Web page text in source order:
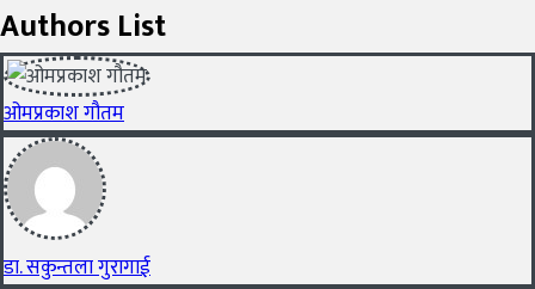
Authors List
ओमप्रकाश गौतम
डा. सकुन्तला गुरागाई